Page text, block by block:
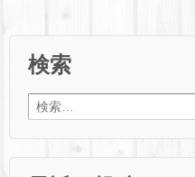
検索
検索: